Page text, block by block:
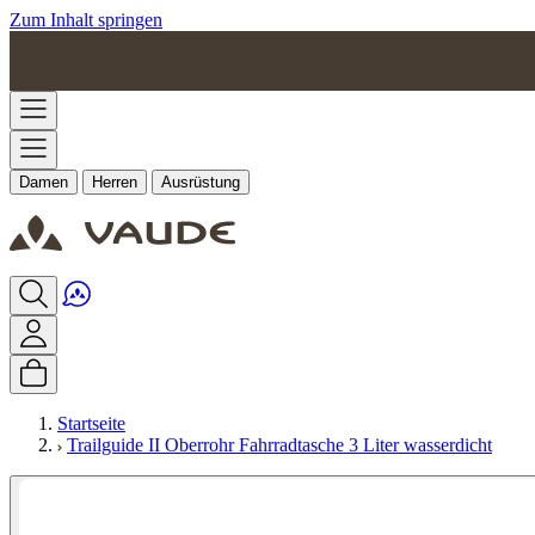
Zum Inhalt springen
Damen Herren Ausrüstung
Startseite
Trailguide II Oberrohr Fahrradtasche 3 Liter wasserdicht